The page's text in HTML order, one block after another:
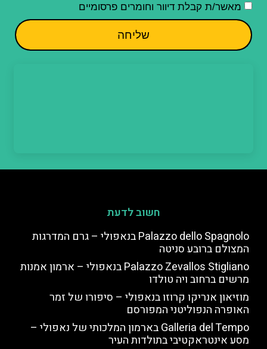
מאשר/ת קבלת דיוור וחומרים פרסומיים
שליחה
חשוב לדעת
Palazzo dello Spagnolo בנאפולי – גרם המדרגות
המצולם ברובע סניטה
Palazzo Zevallos Stigliano בנאפולי – ארמון אמנות
מרשים ברחוב ויה טולדו
מוזיאון אנריקו קרוזו בנאפולי – סיפורו של זמר
האופרה הנפוליטני המפורסם
Galleria del Tempo בארמון המלכותי של נאפולי –
מסע אינטראקטיבי בתולדות העיר